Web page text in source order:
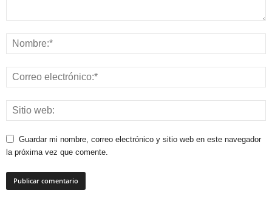
Guardar mi nombre, correo electrónico y sitio web en este navegador
la próxima vez que comente.